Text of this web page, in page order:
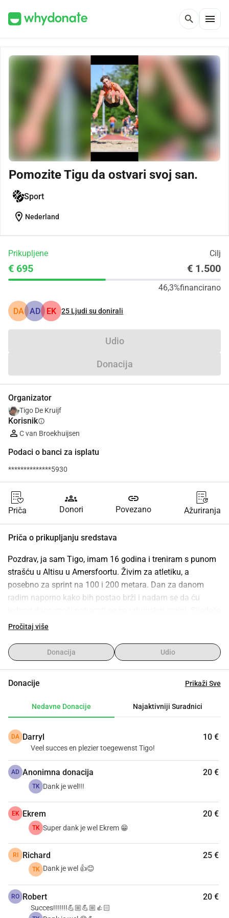
search menu
Pomozite Tigu da ostvari svoj san.
Sport
location_on Nederland
Prikupljene Cilj
€ 695 € 1.500
46,3%financirano
DA AD EK 25 Ljudi su donirali
Udio
Donacija
Organizator
Tigo De Kruijf
Korisnikinfo
C van Broekhuijsen
Podaci o banci za isplatu
**************5930
Priča
groups
Donori
link
Povezano Ažuriranja
Priča o prikupljanju sredstava
Pozdrav, ja sam Tigo, imam 16 godina i treniram s punom
strašću u Altisu u Amersfoortu. Živim za atletiku, a
posebno za sprint na 100 i 200 metara. Dan za danom
radim naporno kako bih postao brži i nadam se da ću
godine imam ponovno trening kamp u Španjolskoj i
pomoć. Nažalost, atletika je skup sport, stoga se nadam da
ću uz vašu pomoć moći ostvariti svoje snove. Na ovoj
doprinos koji je za njih, na manji, pa čak i 0. Tako da su ti
tvrtkama, to je odbitno od poreza.
Pročitaj više
Donacija Udio
Donacije Prikaži Sve
Nedavne Donacije Najaktivniji Suradnici
DA Darryl 10 €
Veel succes en plezier toegewenst Tigo!
AD Anonimna donacija 20 €
TK Dank je wel!!!
EK Ekrem 20 €
TK Super dank je wel Ekrem 😁
RI Richard 25 €
TK Dank je wel 👍😊
RO Robert 20 €
Succes!!!!!!!💪🏼💪🏼👍🏻